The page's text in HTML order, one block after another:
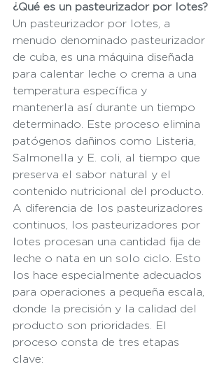
¿Qué es un pasteurizador por lotes?
Un pasteurizador por lotes, a
menudo denominado pasteurizador
de cuba, es una máquina diseñada
para calentar leche o crema a una
temperatura específica y
mantenerla así durante un tiempo
determinado. Este proceso elimina
patógenos dañinos como Listeria,
Salmonella y E. coli, al tiempo que
preserva el sabor natural y el
contenido nutricional del producto.
A diferencia de los pasteurizadores
continuos, los pasteurizadores por
lotes procesan una cantidad fija de
leche o nata en un solo ciclo. Esto
los hace especialmente adecuados
para operaciones a pequeña escala,
donde la precisión y la calidad del
producto son prioridades. El
proceso consta de tres etapas
clave: